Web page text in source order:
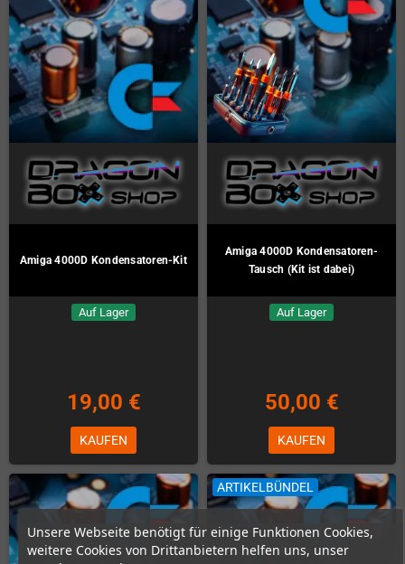
Unsere Webseite benötigt für einige Funktionen Cookies,
weitere Cookies von Drittanbietern helfen uns, unser
Amiga 4000D Kondensatoren-Kit
Auf Lager
19,00 €
KAUFEN
Amiga 4000D Kondensatoren-
Tausch (Kit ist dabei)
Auf Lager
50,00 €
KAUFEN
ARTIKELBÜNDEL